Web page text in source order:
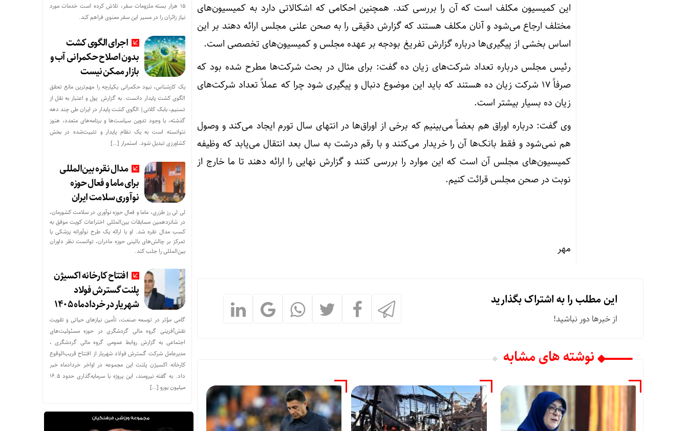
افزایش شمار مصدومان حادثه شهرک شمس‌آباد به ۱۸تن
این کمیسیون مکلف است که آن را بررسی کند. همچنین احکامی که اشکالاتی دارد به کمیسیون‌های
مختلف ارجاع می‌شود و آنان مکلف هستند که گزارش دقیقی را به صحن علنی مجلس ارائه دهند بر این
اساس بخشی از پیگیری‌ها درباره گزارش تفریغ بودجه بر عهده مجلس و کمیسیون‌های تخصصی است.
رئیس مجلس درباره تعداد شرکت‌های زیان ده گفت: برای مثال در بحث شرکت‌ها مطرح شده بود که
صرفاً ۱۷ شرکت زیان ده هستند که باید این موضوع دنبال و پیگیری شود چرا که عملاً تعداد شرکت‌های
زیان ده بسیار بیشتر است.
وی گفت: درباره اوراق هم بعضاً می‌بینیم که برخی از اوراق‌ها در انتهای سال تورم ایجاد می‌کند و وصول
هم نمی‌شود و فقط بانک‌ها آن را خریدار می‌کنند و با رقم درشت به سال بعد انتقال می‌یابد که وظیفه
کمیسیون‌های مجلس آن است که این موارد را بررسی کنند و گزارش نهایی را ارائه دهند تا ما خارج از
نوبت در صحن مجلس قرائت کنیم.
مهر
این مطلب را به اشتراک بگذارید
از خبرها دور نباشید!
نوشته های مشابه
۱۵ هزار بسته ملزومات سفر، تلاش کرده است خدمات مورد
نیاز زائران را در مسیر این سفر معنوی فراهم کند.
اجرای الگوی کشت
بدون اصلاح حکمرانی آب و
بازار ممکن نیست
یک کارشناس، نبود حکمرانی یکپارچه را مهم‌ترین مانع تحقق
الگوی کشت پایدار دانست. به گزارش پول و اعتبار به نقل از
تسنیم، بابک کلانی| الگوی کشت پایدار در ایران طی چند دهه
گذشته، با وجود تدوین سیاست‌ها و برنامه‌های متعدد، هنوز
نتوانسته است به یک نظام پایدار و تثبیت‌شده در بخش
کشاورزی تبدیل شود. استمرار […]
مدال نقره بین‌المللی
برای ماما و فعال حوزه
نوآوری سلامت ایران
لی لی رز طزری، ماما و فعال حوزه نوآوری در سلامت کشورمان،
در شانزدهمین مسابقات بین‌المللی اختراعات کویت موفق به
کسب مدال نقره شد. او با ارائه یک طرح نوآورانه پزشکی با
تمرکز بر چالش‌های بالینی حوزه مادران، توانست نظر داوران
بین‌المللی را جلب کند.
افتتاح کارخانه اکسیژن
پلنت گسترش فولاد
شهریار در خردادماه ۱۴۰۵
گامی مؤثر در توسعه صنعت، تأمین نیازهای حیاتی و تقویت
نقش‌آفرینی گروه مالی گردشگری در حوزه مسئولیت‌های
اجتماعی به گزارش روابط عمومی گروه مالی گردشگری ،
مدیرعامل شرکت گسترش فولاد شهریار از افتتاح قریب‌الوقوع
کارخانه اکسیژن پلنت این مجموعه در اواخر خردادماه خبر
داد. به گفته نیرومند، این پروژه با سرمایه‌گذاری حدود ۱۶.۵
میلیون یورو […]